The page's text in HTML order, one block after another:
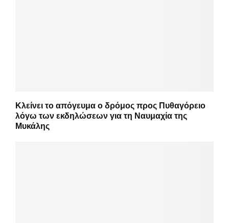
Κλείνει το απόγευμα ο δρόμος προς Πυθαγόρειο
λόγω των εκδηλώσεων για τη Ναυμαχία της
Μυκάλης